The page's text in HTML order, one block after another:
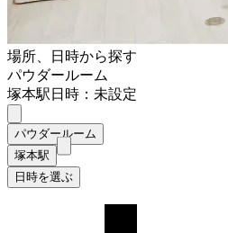
場所、日時から探す
パウダールーム
塚本駅日時：未設定
パウダールーム
塚本駅
日時を選ぶ